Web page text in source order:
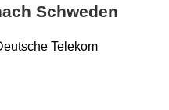
Schweden
Telekom